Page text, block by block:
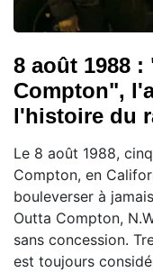
8 août 1988
Compton",
l'histoire du
Le 8 août 1988,
Compton, en
bouleverser à
Outta Compton,
sans concession.
est toujours